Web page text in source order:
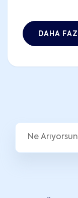
DAHA